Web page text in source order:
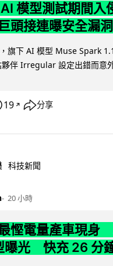
模型測試期間入
頭接連曝安全漏洞
旗下 AI 模型 Muse Spark
夥伴 Irregular 設定出錯而意
19 ↗ 分享
科技新聞
20 小時
慳電量產車現
曝光 快充 26 分